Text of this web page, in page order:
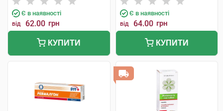
Є в наявності
від 62.00 грн
КУПИТИ
Є в наявності
від 64.00 грн
КУПИТИ